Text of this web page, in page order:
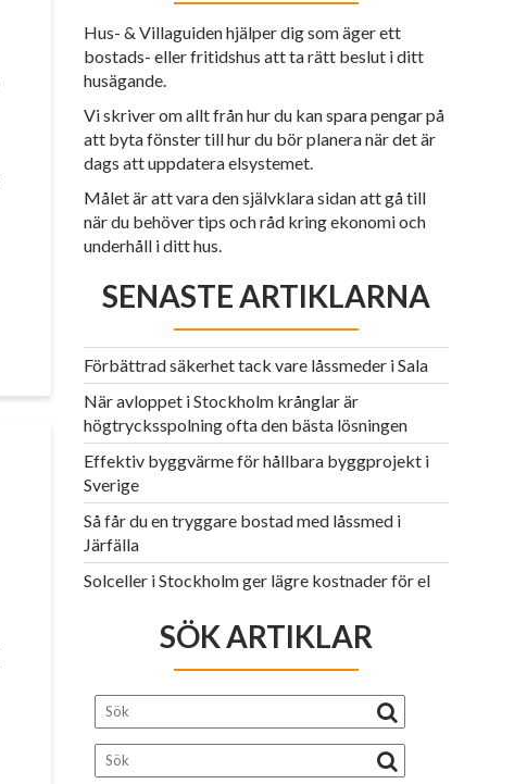
Hus- & Villaguiden hjälper dig som äger ett
bostads- eller fritidshus att ta rätt beslut i ditt
husägande.
Vi skriver om allt från hur du kan spara pengar på
att byta fönster till hur du bör planera när det är
dags att uppdatera elsystemet.
Målet är att vara den självklara sidan att gå till
när du behöver tips och råd kring ekonomi och
underhåll i ditt hus.
SENASTE ARTIKLARNA
Förbättrad säkerhet tack vare låssmeder i Sala
När avloppet i Stockholm krånglar är
högtrycksspolning ofta den bästa lösningen
Effektiv byggvärme för hållbara byggprojekt i
Sverige
Så får du en tryggare bostad med låssmed i
Järfälla
Solceller i Stockholm ger lägre kostnader för el
SÖK ARTIKLAR